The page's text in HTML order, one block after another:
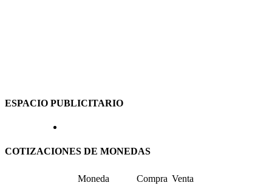
ESPACIO PUBLICITARIO
COTIZACIONES DE MONEDAS
Moneda Compra Venta